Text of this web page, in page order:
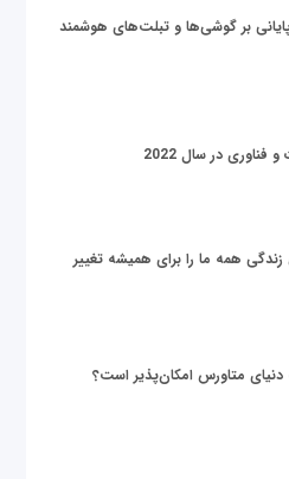
بر گوشی‌ها و تبلت‌های هوشمند
همه ما را برای همیشه تغییر
دنیای متاورس امکان‌پذیر است؟